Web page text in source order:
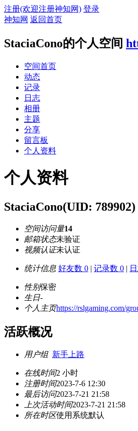
注册(欢迎注册神知网) 登录
神知网 返回首页
StaciaCono的个人空间
空间首页
动态
记录
日志
相册
主题
分享
留言板
个人资料
个人资料
StaciaCono(UID: 789902)
空间访问量14
邮箱状态未验证
视频认证未认证
统计信息 好友数 0 | 记录数 0 |
性别保密
生日-
个人主页https://rslgaming.com/
活跃概况
用户组 新手上路
在线时间2 小时
注册时间2023-7-6 12:30
最后访问2023-7-21 21:58
上次活动时间2023-7-21 21:58
所在时区使用系统默认